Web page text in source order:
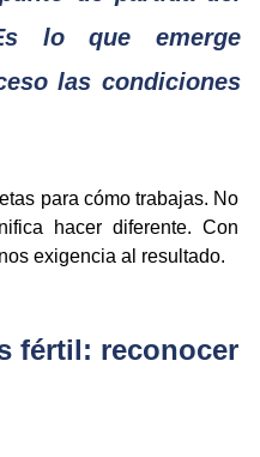
lo que emerge
las condiciones
para cómo trabajas. No
hacer diferente. Con
exigencia al resultado.
fértil: reconocer